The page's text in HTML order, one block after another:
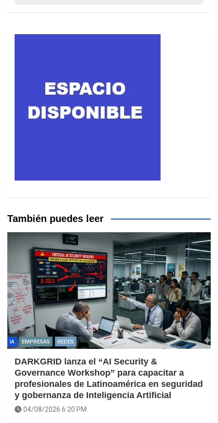
También puedes leer
IA EMPRESAS REDES
DARKGRID lanza el “AI Security &
Governance Workshop” para capacitar a
profesionales de Latinoamérica en seguridad
y gobernanza de Inteligencia Artificial
04/08/2026 6:20 PM